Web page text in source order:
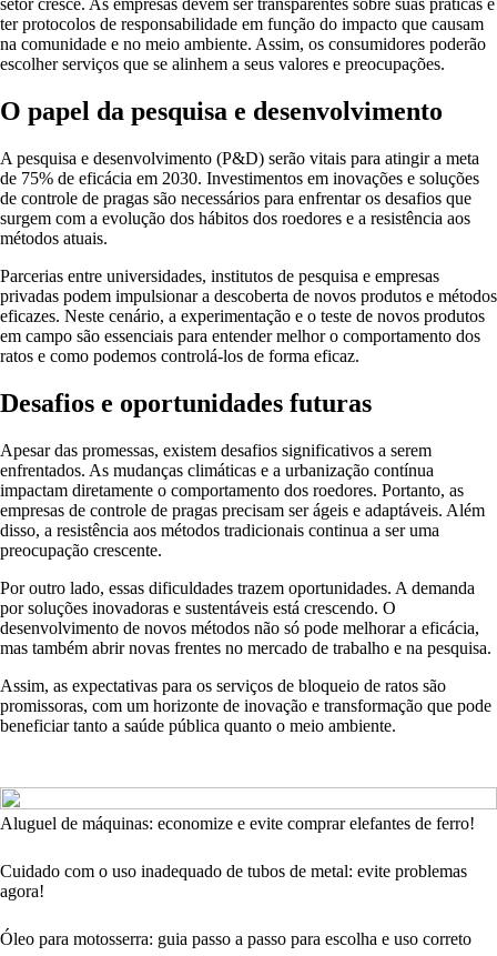
setor cresce. As empresas devem ser transparentes sobre suas práticas e
ter protocolos de responsabilidade em função do impacto que causam
na comunidade e no meio ambiente. Assim, os consumidores poderão
escolher serviços que se alinhem a seus valores e preocupações.
O papel da pesquisa e desenvolvimento
A pesquisa e desenvolvimento (P&D) serão vitais para atingir a meta
de 75% de eficácia em 2030. Investimentos em inovações e soluções
de controle de pragas são necessários para enfrentar os desafios que
surgem com a evolução dos hábitos dos roedores e a resistência aos
métodos atuais.
Parcerias entre universidades, institutos de pesquisa e empresas
privadas podem impulsionar a descoberta de novos produtos e métodos
eficazes. Neste cenário, a experimentação e o teste de novos produtos
em campo são essenciais para entender melhor o comportamento dos
ratos e como podemos controlá-los de forma eficaz.
Desafios e oportunidades futuras
Apesar das promessas, existem desafios significativos a serem
enfrentados. As mudanças climáticas e a urbanização contínua
impactam diretamente o comportamento dos roedores. Portanto, as
empresas de controle de pragas precisam ser ágeis e adaptáveis. Além
disso, a resistência aos métodos tradicionais continua a ser uma
preocupação crescente.
Por outro lado, essas dificuldades trazem oportunidades. A demanda
por soluções inovadoras e sustentáveis está crescendo. O
desenvolvimento de novos métodos não só pode melhorar a eficácia,
mas também abrir novas frentes no mercado de trabalho e na pesquisa.
Assim, as expectativas para os serviços de bloqueio de ratos são
promissoras, com um horizonte de inovação e transformação que pode
beneficiar tanto a saúde pública quanto o meio ambiente.
Aluguel de máquinas: economize e evite comprar elefantes de ferro!
Cuidado com o uso inadequado de tubos de metal: evite problemas
agora!
Óleo para motosserra: guia passo a passo para escolha e uso correto